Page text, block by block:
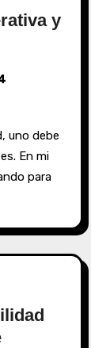
y
En mi
para